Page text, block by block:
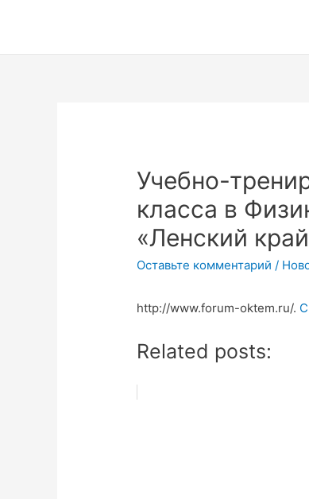
Учебно-
класса в
«Ленский
Оставьте комментарий /
http://www.forum-oktem.ru/.
Related posts: